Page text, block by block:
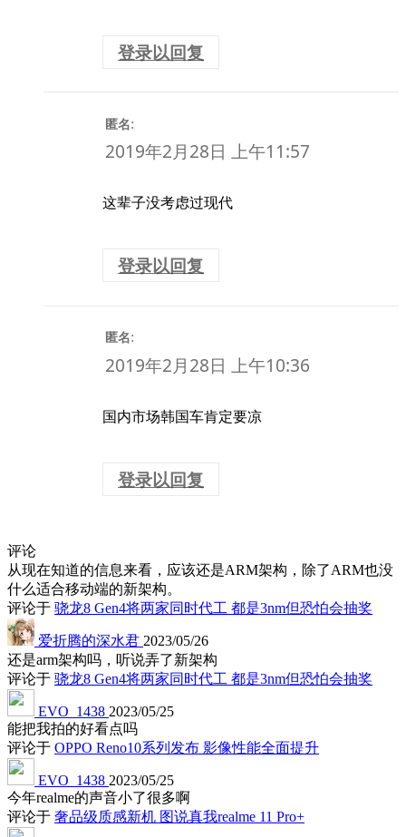
登录以回复
匿名:
2019年2月28日 上午11:57
这辈子没考虑过现代
登录以回复
匿名:
2019年2月28日 上午10:36
国内市场韩国车肯定要凉
登录以回复
评论
从现在知道的信息来看，应该还是ARM架构，除了ARM也没
什么适合移动端的新架构。
评论于 骁龙8 Gen4将两家同时代工 都是3nm但恐怕会抽奖
爱折腾的深水君 2023/05/26
还是arm架构吗，听说弄了新架构
评论于 骁龙8 Gen4将两家同时代工 都是3nm但恐怕会抽奖
EVO_1438 2023/05/25
能把我拍的好看点吗
评论于 OPPO Reno10系列发布 影像性能全面提升
EVO_1438 2023/05/25
今年realme的声音小了很多啊
评论于 奢品级质感新机 图说真我realme 11 Pro+